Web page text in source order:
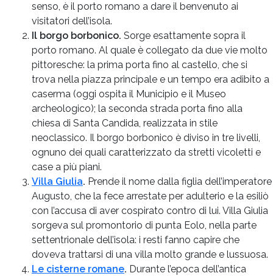
senso, è il porto romano a dare il benvenuto ai
visitatori dell’isola.
Il borgo borbonico. Sorge esattamente sopra il
porto romano. Al quale è collegato da due vie molto
pittoresche: la prima porta fino al castello, che si
trova nella piazza principale e un tempo era adibito a
caserma (oggi ospita il Municipio e il Museo
archeologico); la seconda strada porta fino alla
chiesa di Santa Candida, realizzata in stile
neoclassico. Il borgo borbonico è diviso in tre livelli,
ognuno dei quali caratterizzato da stretti vicoletti e
case a più piani.
Villa Giulia. Prende il nome dalla figlia dell’imperatore
Augusto, che la fece arrestate per adulterio e la esiliò
con l’accusa di aver cospirato contro di lui. Villa Giulia
sorgeva sul promontorio di punta Eolo, nella parte
settentrionale dell’isola: i resti fanno capire che
doveva trattarsi di una villa molto grande e lussuosa.
Le cisterne romane. Durante l’epoca dell’antica